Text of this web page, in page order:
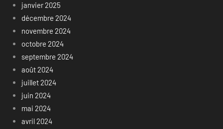
janvier 2025
décembre 2024
novembre 2024
octobre 2024
septembre 2024
août 2024
juillet 2024
juin 2024
mai 2024
avril 2024